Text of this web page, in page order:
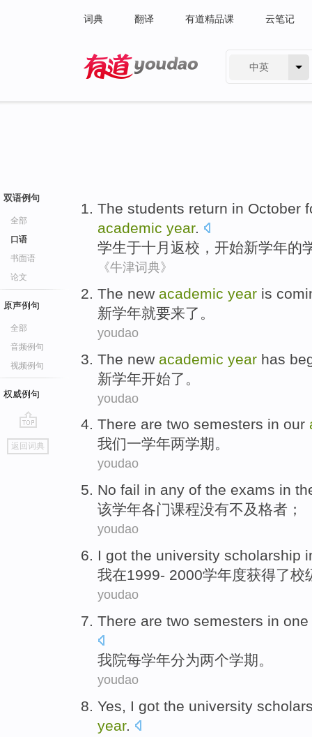
词典 翻译 有道精品课 云笔记
中英
双语例句
全部
口语
书面语
论文
原声例句
全部
音频例句
视频例句
权威例句
go
top
返回词典
The students return in October
academic year.
学生于十月返校 ， 开始新学年的
《牛津词典》
The new academic year is
新学年就要来了。
youdao
The new academic year has
新学年开始了 。
youdao
There are two semesters in our
我们一学年两学期。
youdao
No fail in any of the exams in
该学年各门课程没有不及格者；
youdao
I got the university scholarship
我在1999- 2000学年度获得了校
youdao
There are two semesters in one
我院每学年分为两个学期。
youdao
Yes I got the university
year.